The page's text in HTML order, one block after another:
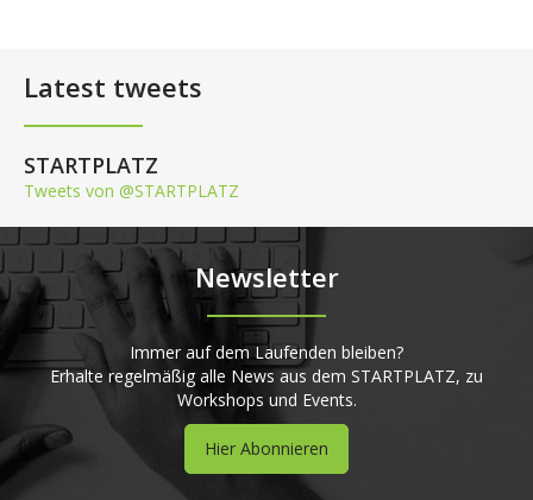
Latest tweets
STARTPLATZ
Tweets von @STARTPLATZ
Newsletter
Immer auf dem Laufenden bleiben?
Erhalte regelmäßig alle News aus dem STARTPLATZ, zu
Workshops und Events.
Hier Abonnieren